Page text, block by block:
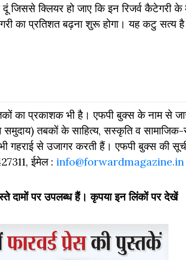
जिससे क्लियर हो जाए कि इन रिजर्व कैटेगरी के
का प्रतिशत बढ़ना शुरू होगा। यह कटु सत्य
का प्रकाशक भी है। एफपी बुक्‍स के नाम से
तबकों के साहित्‍य, सस्‍क‍ृति व सामाजिक-
से उजागर करती हैं। एफपी बुक्‍स की
ईमेल : info@forwardmagazine.in
दामों पर उपलब्ध हैं। कृपया इन लिंकों पर देखें